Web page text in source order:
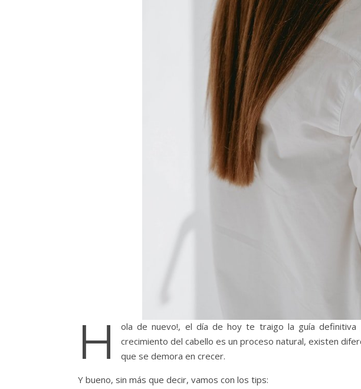
H
ola de nuevo!, el día de hoy te traigo la guía
crecimiento del cabello es un proceso natural, existen
que se demora en crecer.
Y bueno, sin más que decir, vamos con los tips: